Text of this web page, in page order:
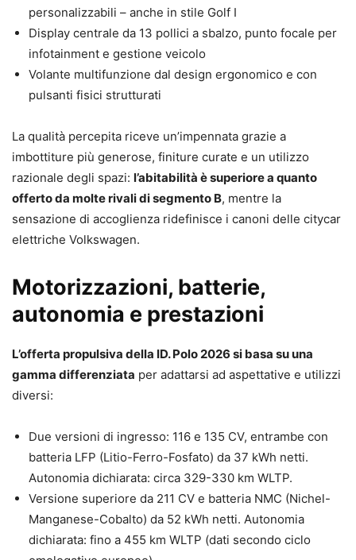
personalizzabili – anche in stile Golf I
Display centrale da 13 pollici a sbalzo, punto focale per
infotainment e gestione veicolo
Volante multifunzione dal design ergonomico e con
pulsanti fisici strutturati
La qualità percepita riceve un’impennata grazie a
imbottiture più generose, finiture curate e un utilizzo
razionale degli spazi: l’abitabilità è superiore a quanto
offerto da molte rivali di segmento B, mentre la
sensazione di accoglienza ridefinisce i canoni delle citycar
elettriche Volkswagen.
Motorizzazioni, batterie,
autonomia e prestazioni
L’offerta propulsiva della ID. Polo 2026 si basa su una
gamma differenziata per adattarsi ad aspettative e utilizzi
diversi:
Due versioni di ingresso: 116 e 135 CV, entrambe con
batteria LFP (Litio-Ferro-Fosfato) da 37 kWh netti.
Autonomia dichiarata: circa 329-330 km WLTP.
Versione superiore da 211 CV e batteria NMC (Nichel-
Manganese-Cobalto) da 52 kWh netti. Autonomia
dichiarata: fino a 455 km WLTP (dati secondo ciclo